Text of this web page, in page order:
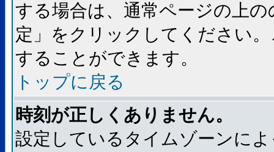
する場合は、通常ページの上
定」をクリックしてください
することができます。
トップに戻る
時刻が正しくありません。
設定しているタイムゾーンに